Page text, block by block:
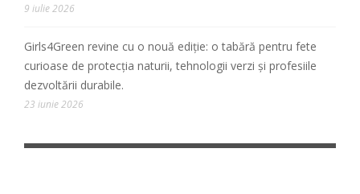
9 iulie 2026
Girls4Green revine cu o nouă ediție: o tabără pentru fete
curioase de protecția naturii, tehnologii verzi și profesiile
dezvoltării durabile.
23 iunie 2026